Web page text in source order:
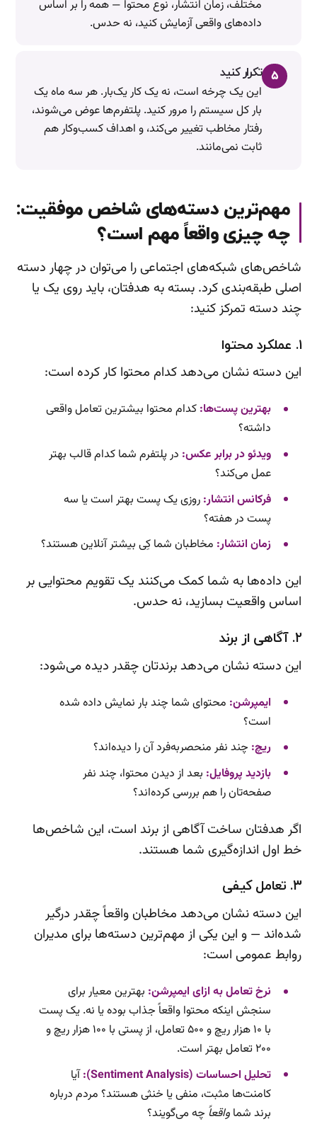
مختلف، زمان انتشار، نوع محتوا — همه را بر اساس
داده‌های واقعی آزمایش کنید، نه حدس.
۵ تکرار کنید
این یک چرخه است، نه یک کار یک‌بار. هر سه ماه یک
بار کل سیستم را مرور کنید. پلتفرم‌ها عوض می‌شوند،
رفتار مخاطب تغییر می‌کند، و اهداف کسب‌وکار هم
ثابت نمی‌مانند.
مهم‌ترین دسته‌های شاخص موفقیت:
چه چیزی واقعاً مهم است؟
شاخص‌های شبکه‌های اجتماعی را می‌توان در چهار دسته
اصلی طبقه‌بندی کرد. بسته به هدفتان، باید روی یک یا
چند دسته تمرکز کنید:
۱. عملکرد محتوا
این دسته نشان می‌دهد کدام محتوا کار کرده است:
بهترین پست‌ها: کدام محتوا بیشترین تعامل واقعی
داشته؟
ویدئو در برابر عکس: در پلتفرم شما کدام قالب بهتر
عمل می‌کند؟
فرکانس انتشار: روزی یک پست بهتر است یا سه
پست در هفته؟
زمان انتشار: مخاطبان شما کِی بیشتر آنلاین هستند؟
این داده‌ها به شما کمک می‌کنند یک تقویم محتوایی بر
اساس واقعیت بسازید، نه حدس.
۲. آگاهی از برند
این دسته نشان می‌دهد برندتان چقدر دیده می‌شود:
ایمپرشن: محتوای شما چند بار نمایش داده شده
است؟
ریچ: چند نفر منحصربه‌فرد آن را دیده‌اند؟
بازدید پروفایل: بعد از دیدن محتوا، چند نفر
صفحه‌تان را هم بررسی کرده‌اند؟
اگر هدفتان ساخت آگاهی از برند است، این شاخص‌ها
خط اول اندازه‌گیری شما هستند.
۳. تعامل کیفی
این دسته نشان می‌دهد مخاطبان واقعاً چقدر درگیر
شده‌اند — و این یکی از مهم‌ترین دسته‌ها برای مدیران
روابط عمومی است:
نرخ تعامل به ازای ایمپرشن: بهترین معیار برای
سنجش اینکه محتوا واقعاً جذاب بوده یا نه. یک پست
با ۱۰ هزار ریچ و ۵۰۰ تعامل، از پستی با ۱۰۰ هزار ریچ و
۲۰۰ تعامل بهتر است.
تحلیل احساسات (Sentiment Analysis):
آیا
کامنت‌ها مثبت، منفی یا خنثی هستند؟ مردم درباره
برند شما واقعاً چه می‌گویند؟